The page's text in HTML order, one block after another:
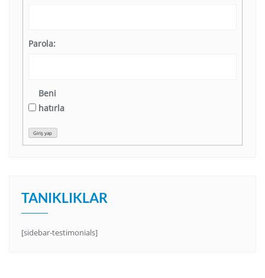
Parola:
Beni
hatırla
Giriş yap
TANIKLIKLAR
[sidebar-testimonials]